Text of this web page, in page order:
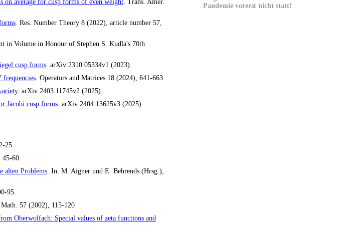
on average for cusp forms of even weight. Trans. Amer.
. Res. Number Theory 8 (2022), article number 57,
in Volume in Honour of Stephen S. Kudla's 70th
cusp forms. arXiv:2310.05334v1 (2023).
frequencies. Operators and Matrices 18 (2024), 641-663.
. arXiv:2403.11745v2 (2025).
Jacobi cusp forms. arXiv:2404.13625v3 (2025).
25.
45-60.
alten Problems. In: M. Aigner und E. Behrends (Hrsg.),
95.
57 (2002), 115-120
Oberwolfach: Special values of zeta functions and
Pandemievorerst nicht statt!